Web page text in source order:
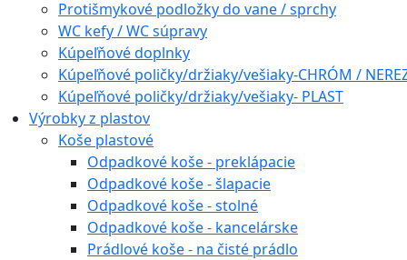
Protišmykové podložky do vane / sprchy
WC kefy / WC súpravy
Kúpeľňové doplnky
Kúpeľňové poličky/držiaky/vešiaky-CHRÓM /
Kúpeľňové poličky/držiaky/vešiaky- PLAST
Výrobky z plastov
Koše plastové
Odpadkové koše - preklápacie
Odpadkové koše - šlapacie
Odpadkové koše - stolné
Odpadkové koše - kancelárske
Prádlové koše - na čisté prádlo